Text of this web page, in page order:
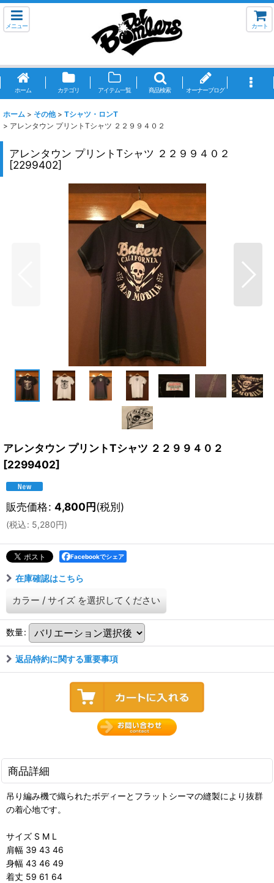
メニュー カート
ホーム カテゴリ アイテム一覧 商品検索 オーナーブログ
ホーム > その他 > Tシャツ・ロンT
> アレンタウン プリントTシャツ ２２９９４０２
アレンタウン プリントTシャツ ２２９９４０２
[2299402]
アレンタウン プリントTシャツ ２２９９４０２
[2299402]
販売価格: 4,800円(税別)
(税込: 5,280円)
Facebookでシェア
在庫確認はこちら
カラー / サイズ を選択してください
数量:
返品特約に関する重要事項
商品詳細
吊り編み機で織られたボディーとフラットシーマの縫製により抜群
の着心地です。
サイズ S M L
肩幅 39 43 46
身幅 43 46 49
着丈 59 61 64